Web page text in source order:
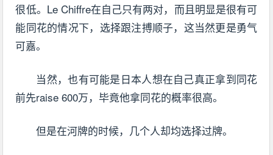
很低。Le Chiffre在自己只有两对，而且明显是很有可
能同花的情况下，选择跟注搏顺子，这当然更是勇气
可嘉。
当然，也有可能是日本人想在自己真正拿到同花
前先raise 600万，毕竟他拿同花的概率很高。
但是在河牌的时候，几个人却均选择过牌。